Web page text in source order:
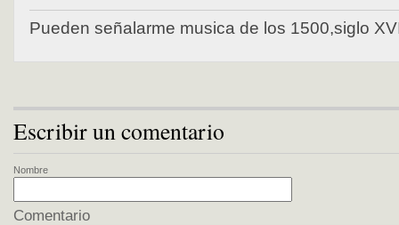
Pueden señalarme musica de los 1500,siglo
Escribir un comentario
Nombre
Comentario